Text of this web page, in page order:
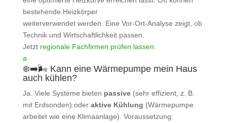
bestehende Heizkörper
weiterverwendet werden. Eine Vor-Ort‑Analyse zeigt, ob
Technik und Wirtschaftlichkeit passen.
Jetzt regionale Fachfirmen prüfen lassen
a
❄️➡️🌬️ Kann eine Wärmepumpe mein Haus
auch kühlen?
Ja. Viele Systeme bieten passive(sehr effizient, z. B.
mit Erdsonden) oder aktive Kühlung (Wärmepumpe
arbeitet wie eine Klimaanlage). Voraussetzung: